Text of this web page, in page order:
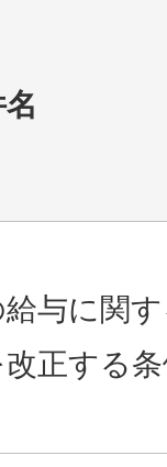
与に関
正する